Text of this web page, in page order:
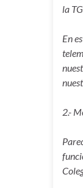
la
En
2.-